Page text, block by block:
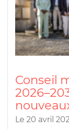
Conseil
Le 20 avril